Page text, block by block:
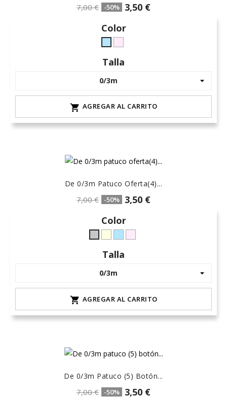
7,00 € -50%
3,50 €
Color
celeste-
hielo
Talla
 AGREGAR AL CARRITO
De 0/3m Patuco Oferta(4)...
7,00 € -50%
3,50 €
Color
Gris
L-
marfil
Talla
 AGREGAR AL CARRITO
De 0/3m Patuco (5) Botón...
7,00 € -50% 3,50 €